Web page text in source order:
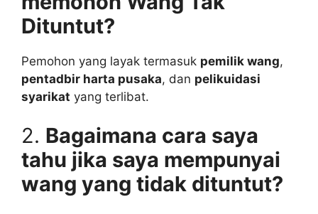
Dituntut?
Pemohon yang layak termasuk pemilik wang,
pentadbir harta pusaka, dan pelikuidasi
syarikat yang terlibat.
2. Bagaimana cara saya
tahu jika saya mempunyai
wang yang tidak dituntut?